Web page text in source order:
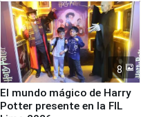
la UGEL 2
8
El mundo mágico de Harry
Potter presente en la FIL